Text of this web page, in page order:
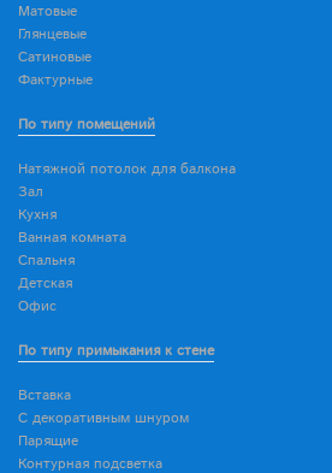
Матовые
Глянцевые
Сатиновые
Фактурные
По типу помещений
Натяжной потолок для балкона
Зал
Кухня
Ванная комната
Спальня
Детская
Офис
По типу примыкания к стене
Вставка
С декоративным шнуром
Парящие
Контурная подсветка